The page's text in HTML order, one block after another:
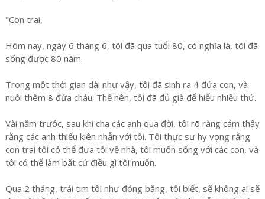
"Con trai,
Hôm nay, ngày 6 tháng 6, tôi đã qua tuổi 80, có nghĩa là, tôi đã
sống được 80 năm.
Trong một thời gian dài như vậy, tôi đã sinh ra 4 đứa con, và
nuôi thêm 8 đứa cháu. Thế nên, tôi đã đủ già để hiểu nhiều thứ.
Vài năm trước, sau khi cha các anh qua đời, tôi rõ ràng cảm thấy
rằng các anh thiếu kiên nhẫn với tôi. Tôi thực sự hy vọng rằng
con trai tôi có thể đưa tôi về nhà, tôi muốn sống với các con, và
tôi có thể làm bất cứ điều gì tôi muốn.
Qua 2 tháng, trái tim tôi như đóng băng, tôi biết, sẽ không ai sẽ